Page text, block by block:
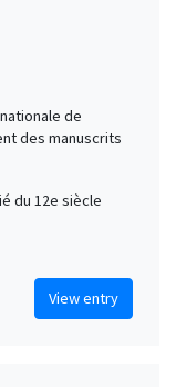
de
des manuscrits
du 12e siècle
View entry